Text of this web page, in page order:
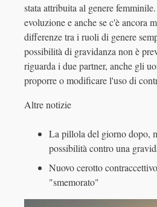
stata attribuita al genere
evoluzione e anche se c'è ancora
differenze tra i ruoli di genere
possibilità di gravidanza non è
riguarda i due partner, anche gli
proporre o modificare l'uso di
Altre notizie
La pillola del giorno dopo,
possibilità contro una
Nuovo cerotto
"smemorato"